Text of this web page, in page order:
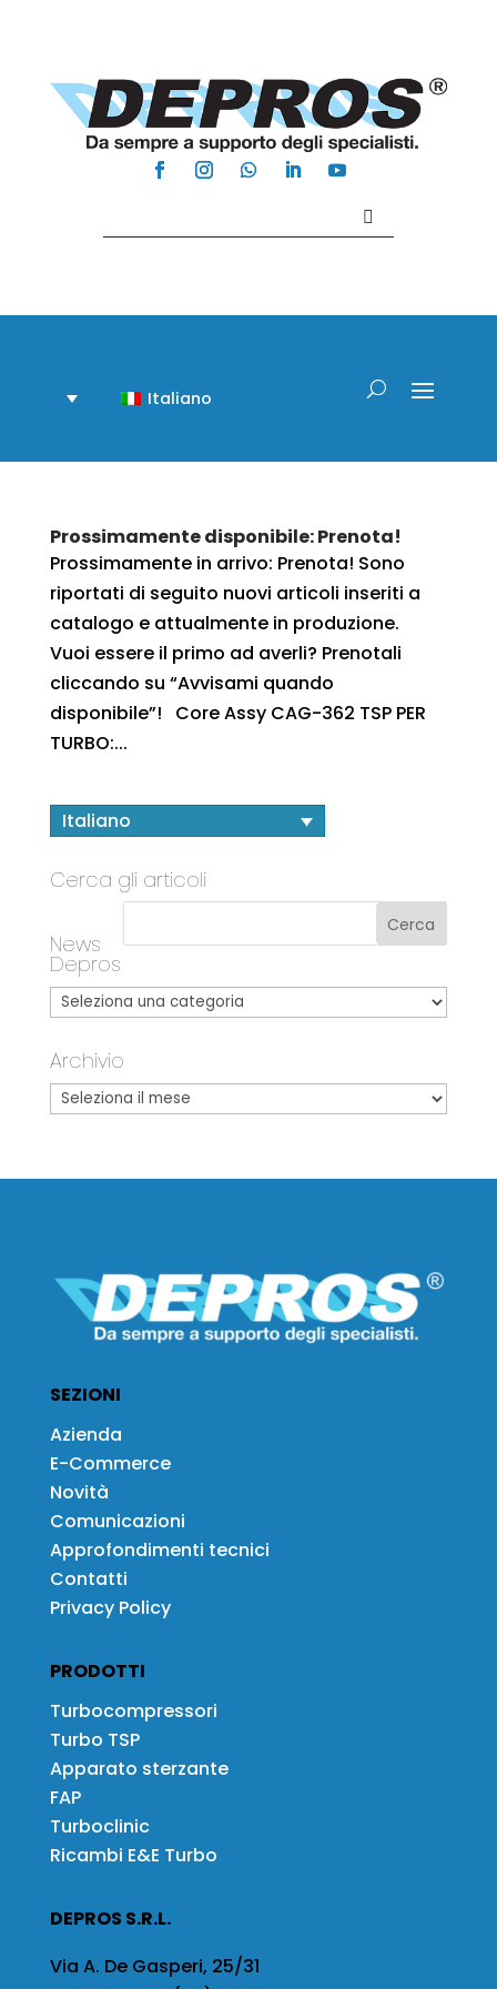
Italiano
Prossimamente disponibile: Prenota!
Prossimamente in arrivo: Prenota! Sono
riportati di seguito nuovi articoli inseriti a
catalogo e attualmente in produzione.
Vuoi essere il primo ad averli? Prenotali
cliccando su “Avvisami quando
disponibile”! Core Assy CAG-362 TSP PER
TURBO:...
Italiano
Cerca gli articoli
News
Depros
Archivio
SEZIONI
Azienda
E-Commerce
Novità
Comunicazioni
Approfondimenti tecnici
Contatti
Privacy Policy
PRODOTTI
Turbocompressori
Turbo TSP
Apparato sterzante
FAP
Turboclinic
Ricambi E&E Turbo
DEPROS S.R.L.
Via A. De Gasperi, 25/31